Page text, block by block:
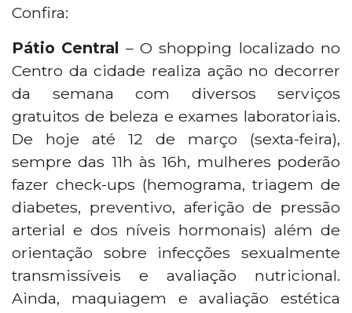
Confira:
Pátio Central – O shopping localizado no
Centro da cidade realiza ação no decorrer
da semana com diversos serviços
gratuitos de beleza e exames laboratoriais.
De hoje até 12 de março (sexta-feira),
sempre das 11h às 16h, mulheres poderão
fazer check-ups (hemograma, triagem de
diabetes, preventivo, aferição de pressão
arterial e dos níveis hormonais) além de
orientação sobre infecções sexualmente
transmissíveis e avaliação nutricional.
Ainda, maquiagem e avaliação estética